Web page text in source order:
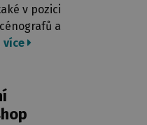
v pozici
a
více